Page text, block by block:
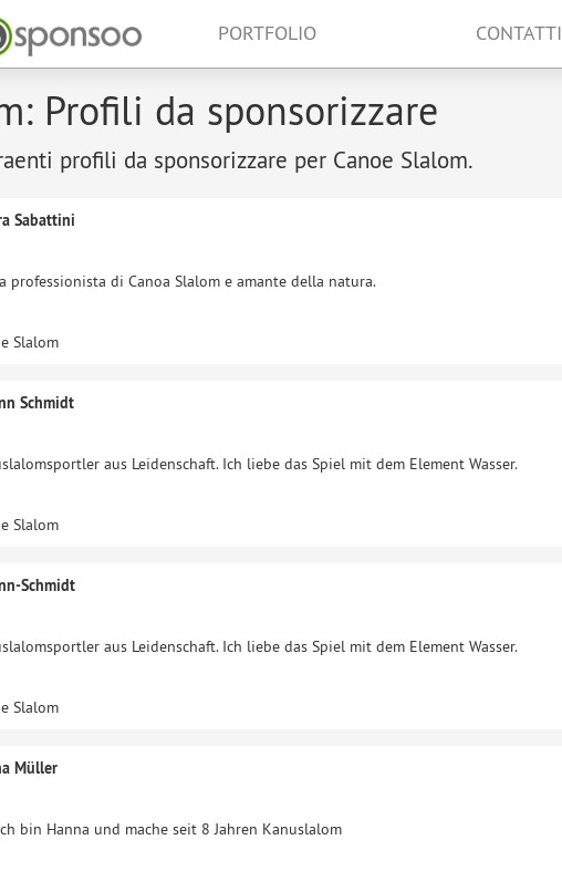
PORTFOLIO CONTATTI
Profili da sponsorizzare
profili da sponsorizzare per Canoe Slalom.
Sabattini
professionista di Canoa Slalom e amante della natura.
Slalom
Schmidt
aus Leidenschaft. Ich liebe das Spiel mit dem Element Wasser.
Slalom
Schmidt
aus Leidenschaft. Ich liebe das Spiel mit dem Element Wasser.
Slalom
Müller
bin Hanna und mache seit 8 Jahren Kanuslalom